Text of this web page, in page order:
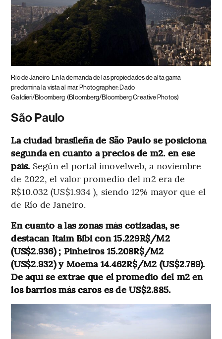
Río de Janeiro En la demanda de las propiedades de alta gama
predomina la vista al mar. Photographer: Dado
Galdieri/Bloomberg (Bloomberg/Bloomberg Creative Photos)
São Paulo
La ciudad brasileña de São Paulo se posiciona
segunda en cuanto a precios de m2. en ese
país. Según el portal imovelweb, a noviembre
de 2022, el valor promedio del m2 era de
R$10.032 (US$1.934 ), siendo 12% mayor que el
de Río de Janeiro.
En cuanto a las zonas más cotizadas, se
destacan Itaim Bibi con 15.229R$/M2
(US$2.936) ; Pinheiros 15.208R$/M2
(US$2.932) y Moema 14.462R$/M2 (US$2.789).
De aquí se extrae que el promedio del m2 en
los barrios más caros es de US$2.885.